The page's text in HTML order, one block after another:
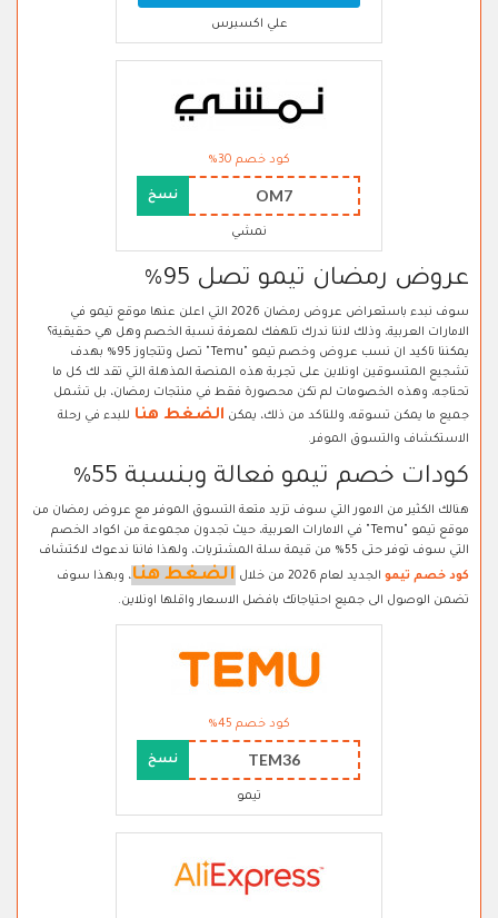
علي اكسبرس
كود خصم 30%
OM7 نسخ
نمشي
عروض رمضان تيمو تصل 95%
سوف نبدء باستعراض عروض رمضان 2026 التي اعلن عنها موقع تيمو في
الامارات العربية، وذلك لاننا ندرك تلهفك لمعرفة نسبة الخصم وهل هي حقيقية؟
يمكننا تاكيد ان نسب عروض وخصم تيمو "Temu" تصل وتتجاوز 95% بهدف
تشجيع المتسوقين اونلاين على تجربة هذه المنصة المذهلة التي تقد لك كل ما
تحتاجه، وهذه الخصومات لم تكن محصورة فقط في منتجات رمضان، بل تشمل
جميع ما يمكن تسوقه، وللتاكد من ذلك، يمكن الضغط هنا للبدء في رحلة
الاستكشاف والتسوق الموفر.
كودات خصم تيمو فعالة وبنسبة 55%
هنالك الكثير من الامور التي سوف تزيد متعة التسوق الموفر مع عروض رمضان من
موقع تيمو "Temu" في الامارات العربية، حيث تجدون مجموعة من اكواد الخصم
التي سوف توفر حتى 55% من قيمة سلة المشتريات، ولهذا فاننا ندعوك لاكتشاف
كود خصم تيمو الجديد لعام 2026 من خلال الضغط هنا، وبهذا سوف
تضمن الوصول الى جميع احتياجاتك بافضل الاسعار واقلها اونلاين.
كود خصم 45%
TEM36 نسخ
تيمو